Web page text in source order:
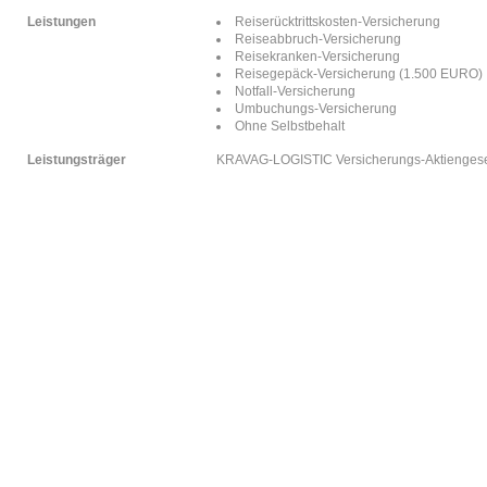
Leistungen
Reiserücktrittskosten-Versicherung
Reiseabbruch-Versicherung
Reisekranken-Versicherung
Reisegepäck-Versicherung (1.500 EURO)
Notfall-Versicherung
Umbuchungs-Versicherung
Ohne Selbstbehalt
Leistungsträger
KRAVAG-LOGISTIC Versicherungs-